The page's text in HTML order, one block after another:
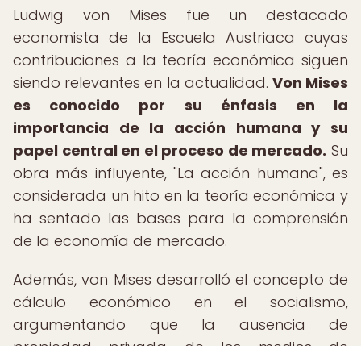
Ludwig von Mises fue un destacado
economista de la Escuela Austriaca cuyas
contribuciones a la teoría económica siguen
siendo relevantes en la actualidad. Von Mises
es conocido por su énfasis en la
importancia de la acción humana y su
papel central en el proceso de mercado. Su
obra más influyente, "La acción humana", es
considerada un hito en la teoría económica y
ha sentado las bases para la comprensión
de la economía de mercado.
Además, von Mises desarrolló el concepto de
cálculo económico en el socialismo,
argumentando que la ausencia de